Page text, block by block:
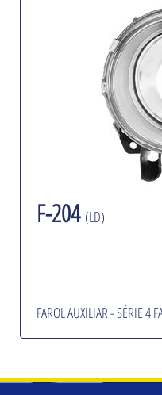
F-204 (LD)
FAROL AUXILIAR - SÉRIE